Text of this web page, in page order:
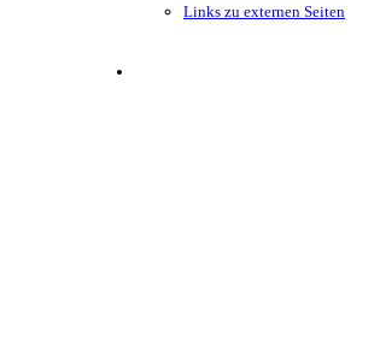
Links zu externen Seiten